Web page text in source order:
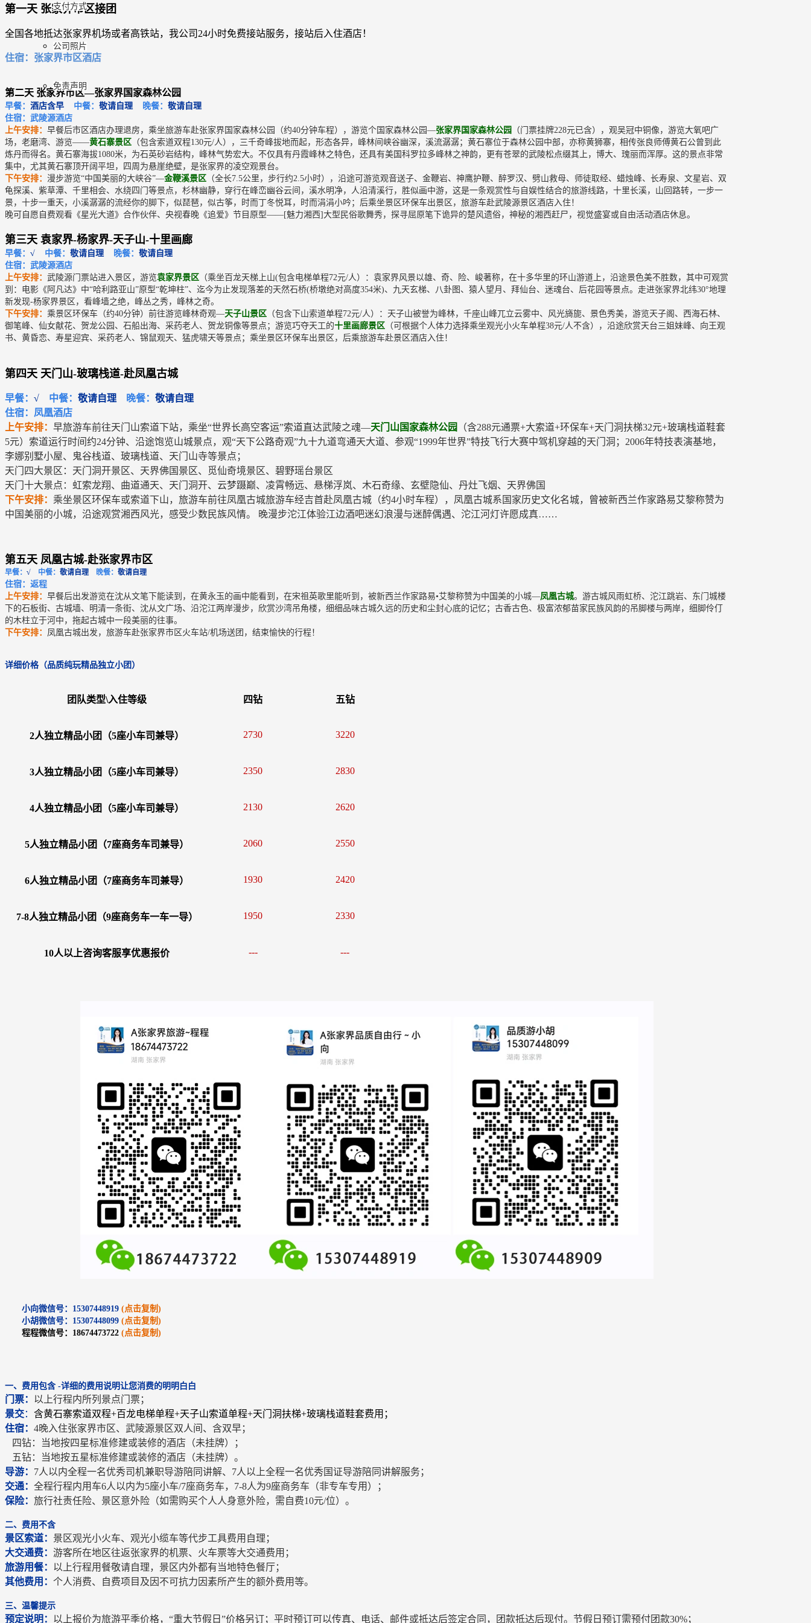
支付方式
公司照片
免责声明
第一天 张家界市区接团
全国各地抵达张家界机场或者高铁站，我公司24小时免费接站服务，接站后入住酒店！
住宿：张家界市区酒店
第二天 张家界市区—张家界国家森林公园
早餐： 酒店含早 中餐： 敬请自理 晚餐： 敬请自理
住宿：武陵源酒店
上午安排： 早餐后市区酒店办理退房，乘坐旅游车赴张家界国家森林公园（约40分钟车程），游览个国家森林公园—张家界国家森林公园
（门票挂牌228元已含），观吴冠中铜像，游览大氧吧广
场，老磨湾、游览——黄石寨景区 （包含索道双程130元/人），三千奇峰拔地而起，形态各异，峰林间峡谷幽深，溪流潺潺；黄石寨位于森林公园中部，亦称黄狮寨，相传张良师傅黄石公曾到此
炼丹而得名。黄石寨海拔1080米，为石英砂岩结构，峰林气势宏大。不仅具有丹霞峰林之特色，还具有美国科罗拉多峰林之神韵，更有苍翠的武陵松点缀其上，博大、瑰丽而浑厚。这的景点非常
集中，尤其黄石寨顶开阔平坦，四周为悬崖绝壁，是张家界的凌空观景台。
下午安排： 漫步游览“中国美丽的大峡谷”—金鞭溪景区 （全长7.5公里，步行约2.5小时），沿途可游览观音送子、金鞭岩、神鹰护鞭、醉罗汉、劈山救母、师徒取经、蜡烛峰、长寿泉、文星岩、双
龟探溪、紫草潭、千里相会、水绕四门等景点，杉林幽静，穿行在峰峦幽谷云间，溪水明净，人沿清溪行，胜似画中游，这是一条观赏性与自娱性结合的旅游线路，十里长溪，山回路转，一步一
景，十步一重天，小溪潺潺的流经你的脚下，似琵琶，似古筝，时而丁冬悦耳，时而涓涓小吟；后乘坐景区环保车出景区，旅游车赴武陵源景区酒店入住！
晚可自愿自费观看《星光大道》合作伙伴、央视春晚《追爱》节目原型——[魅力湘西]大型民俗歌舞秀，探寻屈原笔下诡异的楚风遗俗，神秘的湘西赶尸，视觉盛宴或自由活动酒店休息。
第三天 袁家界-杨家界-天子山-十里画廊
早餐： √ 中餐： 敬请自理 晚餐： 敬请自理
住宿：武陵源酒店
上午安排： 武陵源门票站进入景区，游览袁家界景区 （乘坐百龙天梯上山(包含电梯单程72元/人）：袁家界风景以雄、奇、险、峻著称，在十多华里的环山游道上，沿途景色美不胜数，其中可观赏
到：电影《阿凡达》中“哈利路亚山”原型“乾坤柱”、迄今为止发现落差的天然石桥(桥墩绝对高度354米)、九天玄梯、八卦图、猿人望月、拜仙台、迷魂台、后花园等景点。走进张家界北纬30°地理
新发现-杨家界景区，看峰墙之绝，峰丛之秀，峰林之奇。
下午安排： 乘景区环保车（约40分钟）前往游览峰林奇观—天子山景区 （包含下山索道单程72元/人）：天子山被誉为峰林，千座山峰兀立云雾中、风光旖旎、景色秀美，游览天子阁、西海石林、
御笔峰、仙女献花、贺龙公园、石船出海、采药老人、贺龙铜像等景点；游览巧夺天工的十里画廊景区 （可根据个人体力选择乘坐观光小火车单程38元/人不含），沿途欣赏天台三姐妹峰、向王观
书、黄昏恋、寿星迎宾、采药老人、锦鼠观天、猛虎啸天等景点；乘坐景区环保车出景区，后乘旅游车赴景区酒店入住！
第四天 天门山-玻璃栈道-赴凤凰古城
早餐： √ 中餐： 敬请自理 晚餐： 敬请自理
住宿：凤凰酒店
上午安排： 早旅游车前往天门山索道下站，乘坐“世界长高空客运”索道直达武陵之魂—天门山国家森林公园
（含288元通票+大索道+环保车+天门洞扶梯32元+玻璃栈道鞋套
5元）索道运行时间约24分钟、沿途饱览山城景点，观“天下公路奇观”九十九道弯通天大道、参观“1999年世界”特技飞行大赛中驾机穿越的天门洞；2006年特技表演基地，
李娜别墅小屋、鬼谷栈道、玻璃栈道、天门山寺等景点；
天门四大景区：天门洞开景区、天界佛国景区、觅仙奇境景区、碧野瑶台景区
天门十大景点：虹索龙翔、曲道通天、天门洞开、云梦蹑巅、凌霄畅远、悬梯浮岚、木石奇缘、玄壁隐仙、丹灶飞烟、天界佛国
下午安排： 乘坐景区环保车或索道下山，旅游车前往凤凰古城旅游车经吉首赴凤凰古城（约4小时车程），凤凰古城系国家历史文化名城，曾被新西兰作家路易艾黎称赞为
中国美丽的小城，沿途观赏湘西风光，感受少数民族风情。 晚漫步沱江体验江边酒吧迷幻浪漫与迷醉偶遇、沱江河灯许愿成真……
第五天 凤凰古城-赴张家界市区
早餐： √ 中餐： 敬请自理 晚餐： 敬请自理
住宿：返程
上午安排： 早餐后出发游览在沈从文笔下能读到，在黄永玉的画中能看到，在宋祖英歌里能听到，被新西兰作家路易•艾黎称赞为中国美的小城—凤凰古城。游古城风雨虹桥、沱江跳岩、东门城楼
下的石板街、古城墙、明清一条街、沈从文广场、沿沱江两岸漫步，欣赏沙湾吊角楼，细细品味古城久远的历史和尘封心底的记忆；古香古色、极富浓郁苗家民族风韵的吊脚楼与两岸，细脚伶仃
的木柱立于河中，拖起古城中一段美丽的往事。
下午安排： 凤凰古城出发，旅游车赴张家界市区火车站/机场送团，结束愉快的行程！
详细价格（品质纯玩精品独立小团）
团队类型\入住等级 四钻 五钻
2人独立精品小团（5座小车司兼导） 2730 3220
3人独立精品小团（5座小车司兼导） 2350 2830
4人独立精品小团（5座小车司兼导） 2130 2620
5人独立精品小团（7座商务车司兼导） 2060 2550
6人独立精品小团（7座商务车司兼导） 1930 2420
7-8人独立精品小团（9座商务车一车一导） 1950 2330
10人以上咨询客服享优惠报价 --- ---
小向微信号：15307448919 (点击复制)
小胡微信号：15307448099 (点击复制)
程程微信号：18674473722 (点击复制)
一、费用包含 -详细的费用说明让您消费的明明白白
门票： 以上行程内所列景点门票；
景交： 含黄石寨索道双程+百龙电梯单程+天子山索道单程+天门洞扶梯+玻璃栈道鞋套费用；
住宿： 4晚入住张家界市区、武陵源景区双人间、含双早；
四钻：当地按四星标准修建或装修的酒店（未挂牌）；
五钻：当地按五星标准修建或装修的酒店（未挂牌）。
导游： 7人以内全程一名优秀司机兼职导游陪同讲解、7人以上全程一名优秀国证导游陪同讲解服务；
交通： 全程行程内用车6人以内为5座小车/7座商务车，7-8人为9座商务车（非专车专用）；
保险： 旅行社责任险、景区意外险（如需购买个人人身意外险，需自费10元/位）。
二、费用不含
景区索道： 景区观光小火车、观光小缆车等代步工具费用自理；
大交通费： 游客所在地区往返张家界的机票、火车票等大交通费用；
旅游用餐： 以上行程用餐敬请自理，景区内外都有当地特色餐厅；
其他费用： 个人消费、自费项目及因不可抗力因素所产生的额外费用等。
三、温馨提示
预定说明： 以上报价为旅游平季价格，“重大节假日”价格另订；平时预订可以传真、电话、邮件或抵达后签定合同，团款抵达后现付。节假日预订需预付团款30%；